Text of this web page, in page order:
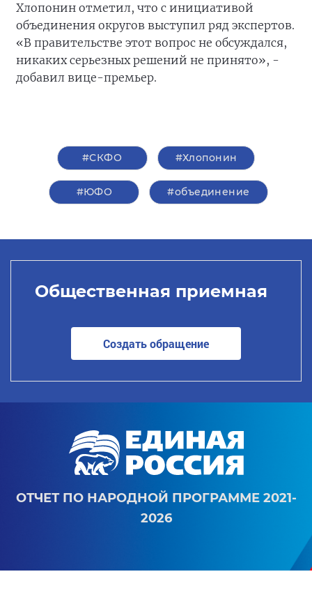
Хлопонин отметил, что с инициативой
объединения округов выступил ряд экспертов.
«В правительстве этот вопрос не обсуждался,
никаких серьезных решений не принято», -
добавил вице-премьер.
#СКФО #Хлопонин
#ЮФО #объединение
Общественная приемная
Создать обращение
ОТЧЕТ ПО НАРОДНОЙ ПРОГРАММЕ 2021-
2026